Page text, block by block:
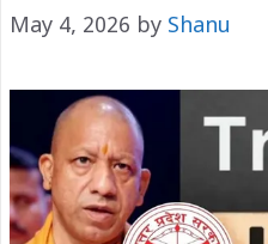
May 4, 2026 by Shanu